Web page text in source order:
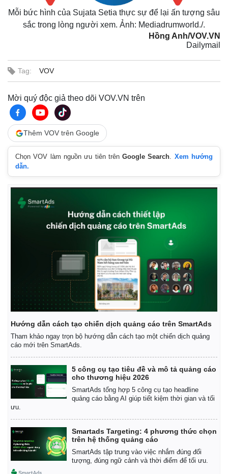
Pháp luật
Tin nóng
Quân sự - Quốc phòng
Vũ khí
Mỗi bức hình của Sujata Setia thực sự để lại ấn tượng sâu
sắc trong lòng người xem. Ảnh: Mediadrumworld./.
Hồng Anh/VOV.VN
Dailymail
Tag: VOV
Mời quý độc giả theo dõi VOV.VN trên
Thêm VOV trên Google
Chọn VOV làm nguồn ưu tiên trênGoogle Search. Xem hướng
dẫn.
Hướng dẫn cách tạo chiến dịch quảng cáo trên SmartAds
Tham khảo ngay trọn bộ hướng dẫn cách tạo một chiến dịch quảng
cáo mới trên SmartAds.
5 công cụ tạo tiêu đề và mô tả quảng cáo
cho thương hiệu 2026
SmartAds tổng hợp 5 công cụ tạo headline
quảng cáo bằng AI giúp tiết kiệm thời gian và tối
ưu.
Smartads Targeting: 4 phương thức chọn
trên hệ thống quảng cáo
SmartAds tập trung vào việc nhắm đúng đối
tượng, đúng ngữ cảnh và thời điểm để tối ưu.